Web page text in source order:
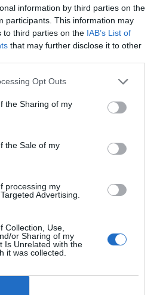
information by third parties on the
participants. This information may
to third parties on the IAB’s List of
that may further disclose it to other
Opt Outs
the Sharing of my
the Sale of my
processing my
Advertising.
Collection, Use,
or Sharing of my
Is Unrelated with the
it was collected.